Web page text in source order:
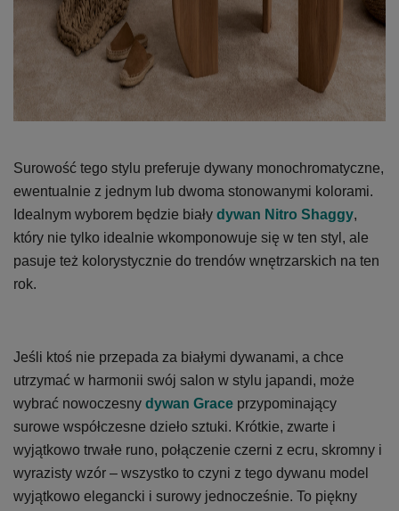
Surowość tego stylu preferuje dywany monochromatyczne,
ewentualnie z jednym lub dwoma stonowanymi kolorami.
Idealnym wyborem będzie biały dywan Nitro Shaggy,
który nie tylko idealnie wkomponowuje się w ten styl, ale
pasuje też kolorystycznie do trendów wnętrzarskich na ten
rok.
Jeśli ktoś nie przepada za białymi dywanami, a chce
utrzymać w harmonii swój salon w stylu japandi, może
wybrać nowoczesny dywan Grace przypominający
surowe współczesne dzieło sztuki. Krótkie, zwarte i
wyjątkowo trwałe runo, połączenie czerni z ecru, skromny i
wyrazisty wzór – wszystko to czyni z tego dywanu model
wyjątkowo elegancki i surowy jednocześnie. To piękny